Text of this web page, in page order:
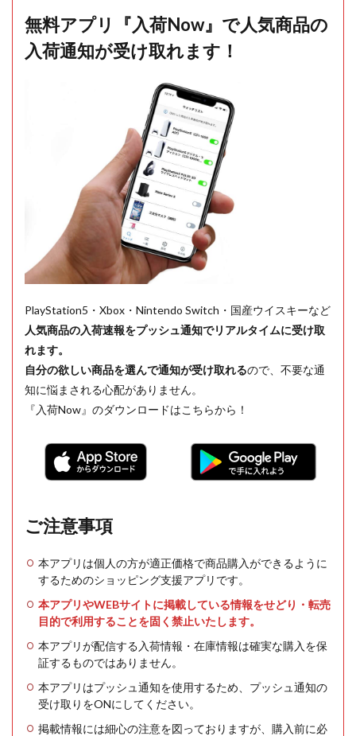
無料アプリ『入荷Now』で人気商品の
入荷通知が受け取れます！
PlayStation5・Xbox・Nintendo Switch・国産ウイスキーなど
人気商品の入荷速報をプッシュ通知でリアルタイムに受け取
れます。
自分の欲しい商品を選んで通知が受け取れるので、不要な通
知に悩まされる心配がありません。
『入荷Now』のダウンロードはこちらから！
ご注意事項
本アプリは個人の方が適正価格で商品購入ができるように
するためのショッピング支援アプリです。
本アプリやWEBサイトに掲載している情報をせどり・転売
目的で利用することを固く禁止いたします。
本アプリが配信する入荷情報・在庫情報は確実な購入を保
証するものではありません。
本アプリはプッシュ通知を使用するため、プッシュ通知の
受け取りをONにしてください。
掲載情報には細心の注意を図っておりますが、購入前に必